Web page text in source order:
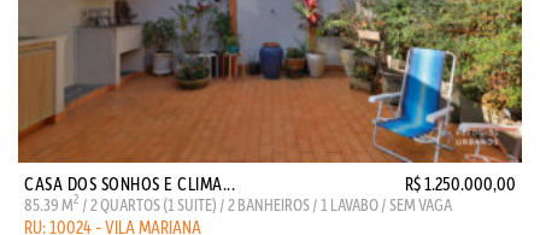
CASA DOS SONHOS E CLIMA... R$ 1.250.000,00
85.39 M2 / 2 QUARTOS (1 SUITE) / 2 BANHEIROS / 1 LAVABO / SEM VAGA
RU: 10024 - VILA MARIANA